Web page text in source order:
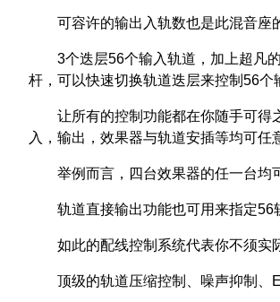
可容许的输出入轨数也是此混音座
3个迭层56个输入轨道，加上超凡
杆，可以快速切换轨道迭层来控制56个
让所有的控制功能都在你随手可得
入，输出，效果器与轨道安插等均可任
举例而言，四台效果器的任一台均
轨道直接输出功能也可用来指定56
如此的配线控制系统代表你不须实
顶级的轨道压缩控制、噪声抑制、